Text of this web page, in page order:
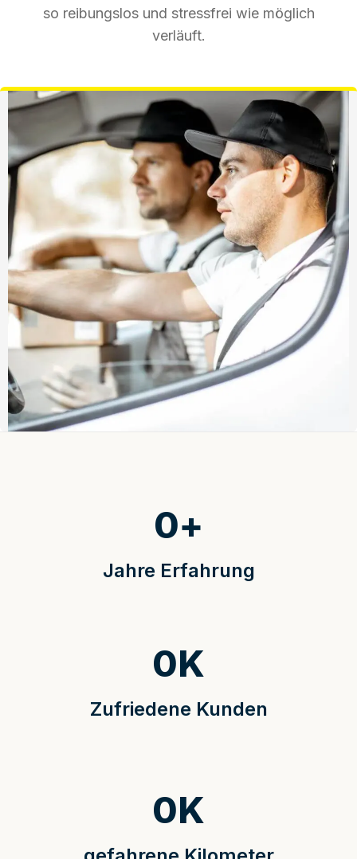
so reibungslos und stressfrei wie möglich
verläuft.
Jahre Erfahrung
0+
Zufriedene Kunden
0K
0K